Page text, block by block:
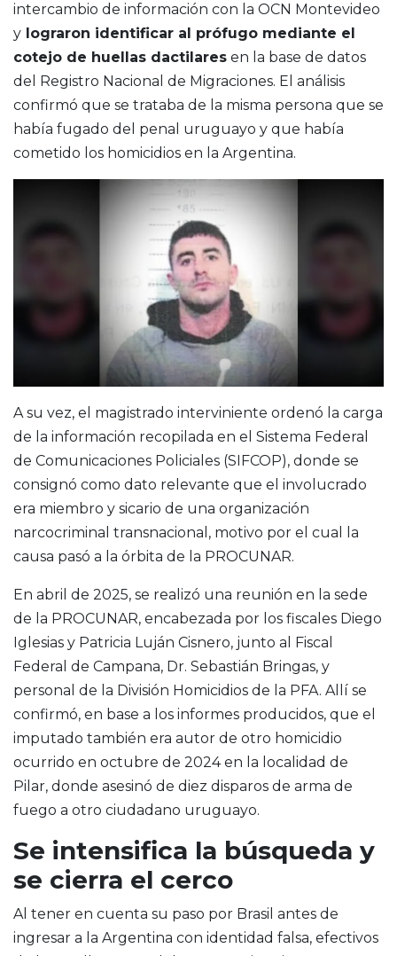
intercambio de información con la OCN Montevideo
y lograron identificar al prófugo mediante el
cotejo de huellas dactilares en la base de datos
del Registro Nacional de Migraciones. El análisis
confirmó que se trataba de la misma persona que se
había fugado del penal uruguayo y que había
cometido los homicidios en la Argentina.
A su vez, el magistrado interviniente ordenó la carga
de la información recopilada en el Sistema Federal
de Comunicaciones Policiales (SIFCOP), donde se
consignó como dato relevante que el involucrado
era miembro y sicario de una organización
narcocriminal transnacional, motivo por el cual la
causa pasó a la órbita de la PROCUNAR.
En abril de 2025, se realizó una reunión en la sede
de la PROCUNAR, encabezada por los fiscales Diego
Iglesias y Patricia Luján Cisnero, junto al Fiscal
Federal de Campana, Dr. Sebastián Bringas, y
personal de la División Homicidios de la PFA. Allí se
confirmó, en base a los informes producidos, que el
imputado también era autor de otro homicidio
ocurrido en octubre de 2024 en la localidad de
Pilar, donde asesinó de diez disparos de arma de
fuego a otro ciudadano uruguayo.
Se intensifica la búsqueda y
se cierra el cerco
Al tener en cuenta su paso por Brasil antes de
ingresar a la Argentina con identidad falsa, efectivos